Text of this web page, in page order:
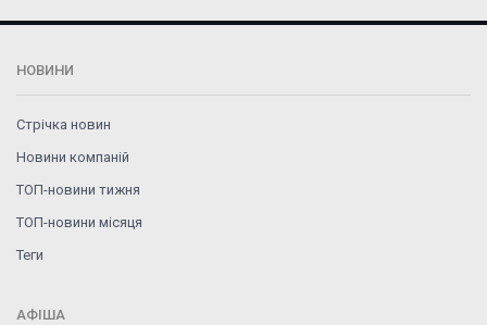
НОВИНИ
Стрічка новин
Новини компаній
ТОП-новини тижня
ТОП-новини місяця
Теги
АФІША